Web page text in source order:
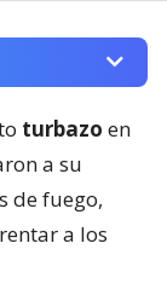
turbazo en
a su
de fuego,
a los